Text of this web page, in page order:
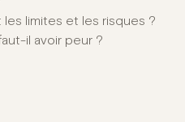
les limites et les risques ?
il avoir peur ?